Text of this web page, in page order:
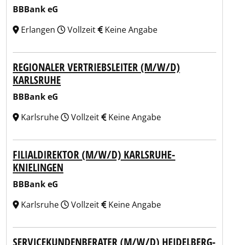
BBBank eG
Erlangen
Vollzeit Keine Angabe
REGIONALER VERTRIEBSLEITER (M/W/D)
KARLSRUHE
BBBank eG
Karlsruhe
Vollzeit Keine Angabe
FILIALDIREKTOR (M/W/D) KARLSRUHE-
KNIELINGEN
BBBank eG
Karlsruhe
Vollzeit Keine Angabe
SERVICEKUNDENBERATER (M/W/D) HEIDELBERG-